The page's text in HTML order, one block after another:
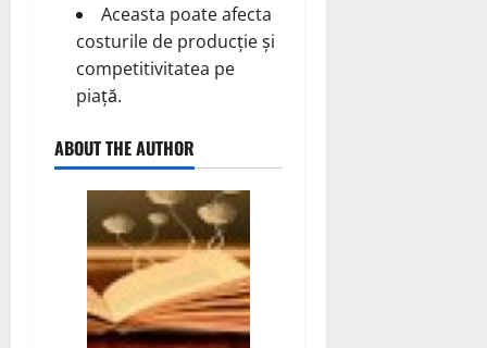
Aceasta poate afecta
costurile de producție și
competitivitatea pe
piață.
ABOUT THE AUTHOR